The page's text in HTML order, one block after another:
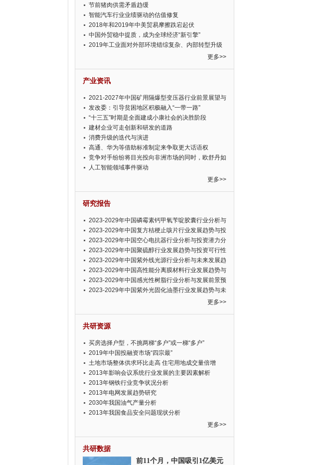
节前猪肉供需矛盾趋缓
智能汽车行业业绩驱动的估值修复
2018年和2019年中美贸易摩擦跌宕起伏
中国外贸稳中提质，成为全球经济“新引擎”
2019年工业面对外部环境错综复杂、内部转型升级
更多>>
产业资讯
2021-2027年中国矿用隔爆型变压器行业前景展望与
投资前景预测报告
发改委：引导贫困地区积极融入“一带一路”
“十三五”时期是全面建成小康社会的决胜阶段
建材企业可走创新和研发的道路
消费升级的迭代与演进
高通、华为等借助标准制定来争取更大话语权
竞争对手纷纷将目光投向非洲市场的同时，欧舒丹如
此淡定，难道就真的不怕丧失先机吗?
人工智能领域事件驱动
更多>>
研究报告
2023-2029年中国磷霉素钙甲氧苄啶胶囊行业分析与
投资可行性报告
2023-2029年中国复方桔梗止咳片行业发展趋势与投
资潜力分析报告
2023-2029年中国空心电抗器行业分析与投资潜力分
析报告
2023-2029年中国聚硫醇行业发展趋势与投资可行性
报告
2023-2029年中国紫外线光源行业分析与未来发展趋
势报告
2023-2029年中国高性能分离膜材料行业发展趋势与
发展前景预测报告
2023-2029年中国感光性树脂行业分析与发展前景预
测报告
2023-2029年中国紫外光固化油墨行业发展趋势与未
更多>>
共研资源
买房选择户型，不挑两梯“多户”或一梯“多户”
2019年中国投融资市场“四宗最”
土地市场整体供求环比走高 住宅用地成交量倍增
2013年影响会议系统行业发展的主要因素解析
2013年钢铁行业竞争状况分析
2013年电网发展趋势研究
2030年我国油气产量分析
2013年我国食品安全问题现状分析
更多>>
共研数据
前11个月，中国吸引1亿美元